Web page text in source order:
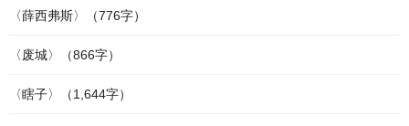
〈薛西弗斯〉（776字）
〈废城〉（866字）
〈瞎子〉（1,644字）